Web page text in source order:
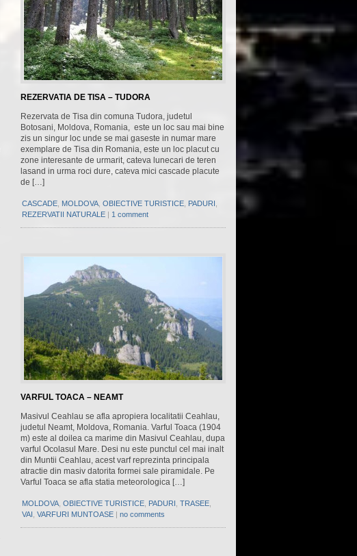
REZERVATIA DE TISA – TUDORA
Rezervata de Tisa din comuna Tudora, judetul
Botosani, Moldova, Romania, este un loc sau mai bine
zis un singur loc unde se mai gaseste in numar mare
exemplare de Tisa din Romania, este un loc placut cu
zone interesante de urmarit, cateva lunecari de teren
lasand in urma roci dure, cateva mici cascade placute
de […]
CASCADE MOLDOVA OBIECTIVE TURISTICE PADURI
REZERVATII NATURALE | 1 comment
VARFUL TOACA – NEAMT
Masivul Ceahlau se afla apropiera localitatii Ceahlau,
judetul Neamt, Moldova, Romania. Varful Toaca (1904
m) este al doilea ca marime din Masivul Ceahlau, dupa
varful Ocolasul Mare. Desi nu este punctul cel mai inalt
din Muntii Ceahlau, acest varf reprezinta principala
atractie din masiv datorita formei sale piramidale. Pe
Varful Toaca se afla statia meteorologica […]
MOLDOVA OBIECTIVE TURISTICE PADURI TRASEE
VAI VARFURI MUNTOASE | no comments